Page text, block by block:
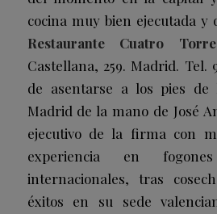
cocina muy bien ejecutada y
Restaurante Cuatro
Castellana, 259. Madrid. Tel.
de asentarse a los pies de
Madrid de la mano de José
ejecutivo de la firma con
experiencia en
internacionales, tras
éxitos en su sede